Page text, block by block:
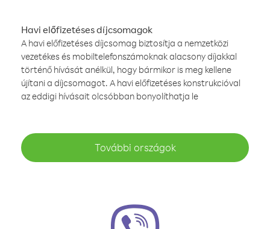
Havi előfizetéses díjcsomagok
A havi előfizetéses díjcsomag biztosítja a nemzetközi
vezetékes és mobiltelefonszámoknak alacsony díjakkal
történő hívását anélkül, hogy bármikor is meg kellene
újítani a díjcsomagot. A havi előfizetéses konstrukcióval
az eddigi hívásait olcsóbban bonyolíthatja le
További országok